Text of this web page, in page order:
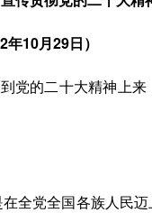
年10月29日）
的二十大精神上
党全国各族人民